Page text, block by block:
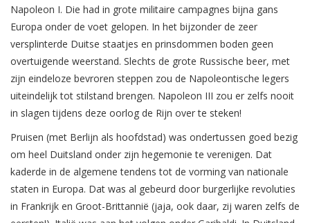
Napoleon I. Die had in grote militaire campagnes bijna gans
Europa onder de voet gelopen. In het bijzonder de zeer
versplinterde Duitse staatjes en prinsdommen boden geen
overtuigende weerstand. Slechts de grote Russische beer, met
zijn eindeloze bevroren steppen zou de Napoleontische legers
uiteindelijk tot stilstand brengen. Napoleon III zou er zelfs nooit
in slagen tijdens deze oorlog de Rijn over te steken!
Pruisen (met Berlijn als hoofdstad) was ondertussen goed bezig
om heel Duitsland onder zijn hegemonie te verenigen. Dat
kaderde in de algemene tendens tot de vorming van nationale
staten in Europa. Dat was al gebeurd door burgerlijke revoluties
in Frankrijk en Groot-Brittannië (jaja, ook daar, zij waren zelfs de